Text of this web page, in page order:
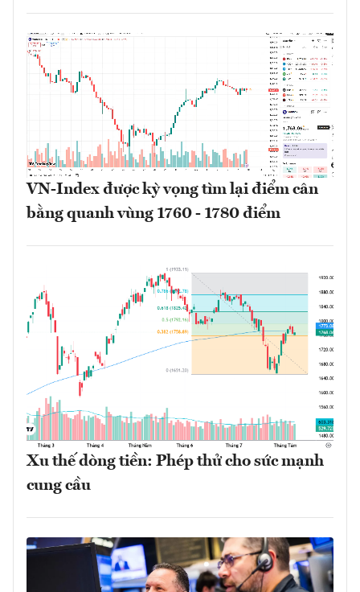
VN-Index được kỳ vọng tìm lại điểm cân
bằng quanh vùng 1760 - 1780 điểm
Xu thế dòng tiền: Phép thử cho sức mạnh
cung cầu